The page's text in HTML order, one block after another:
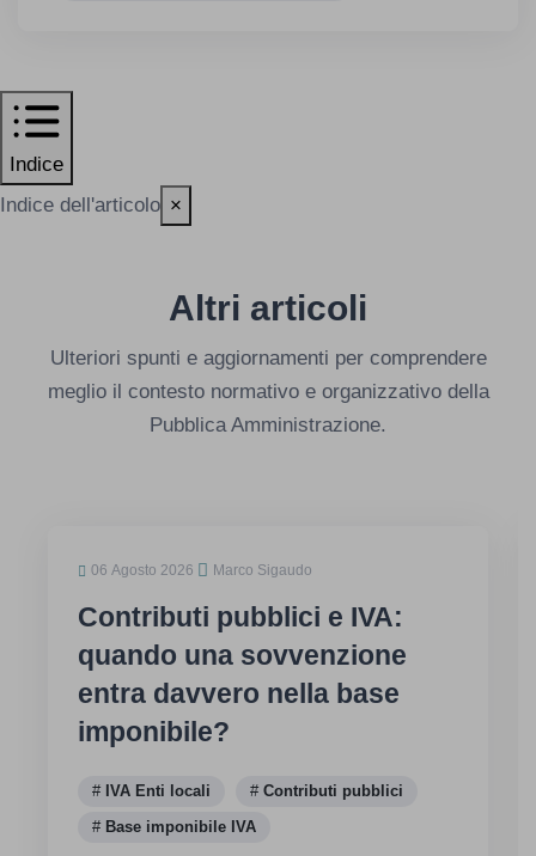
Indice
Indice dell'articolo ×
Altri articoli
Ulteriori spunti e aggiornamenti per comprendere
meglio il contesto normativo e organizzativo della
Pubblica Amministrazione.
06 Agosto 2026 Marco Sigaudo
Contributi pubblici e IVA:
quando una sovvenzione
entra davvero nella base
imponibile?
IVA Enti locali
Contributi pubblici
Base imponibile IVA